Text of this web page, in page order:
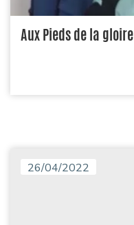
Aux Pieds de la gloire
26/04/2022